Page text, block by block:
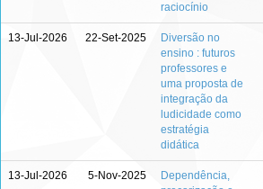
raciocínio
13-Jul-2026 22-Set-2025
Diversão no
ensino : futuros
professores e
uma proposta de
integração da
ludicidade como
estratégia
didática
13-Jul-2026 5-Nov-2025
Dependência,